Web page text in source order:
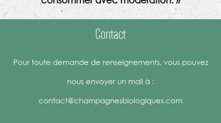
Contact
Pour toute demande de renseignements, vous pouvez
nous envoyer un mail à :
contact@champagnesbiologiques.com